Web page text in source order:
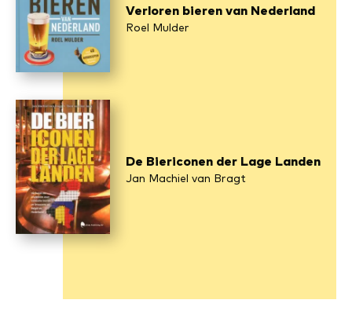
Verloren bieren van Nederland
Roel Mulder
De Biericonen der Lage Landen
Jan Machiel van Bragt